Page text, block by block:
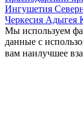
Ингушетия
Черкесия Адыгея
Мы используем
данные с
вам наилучшее